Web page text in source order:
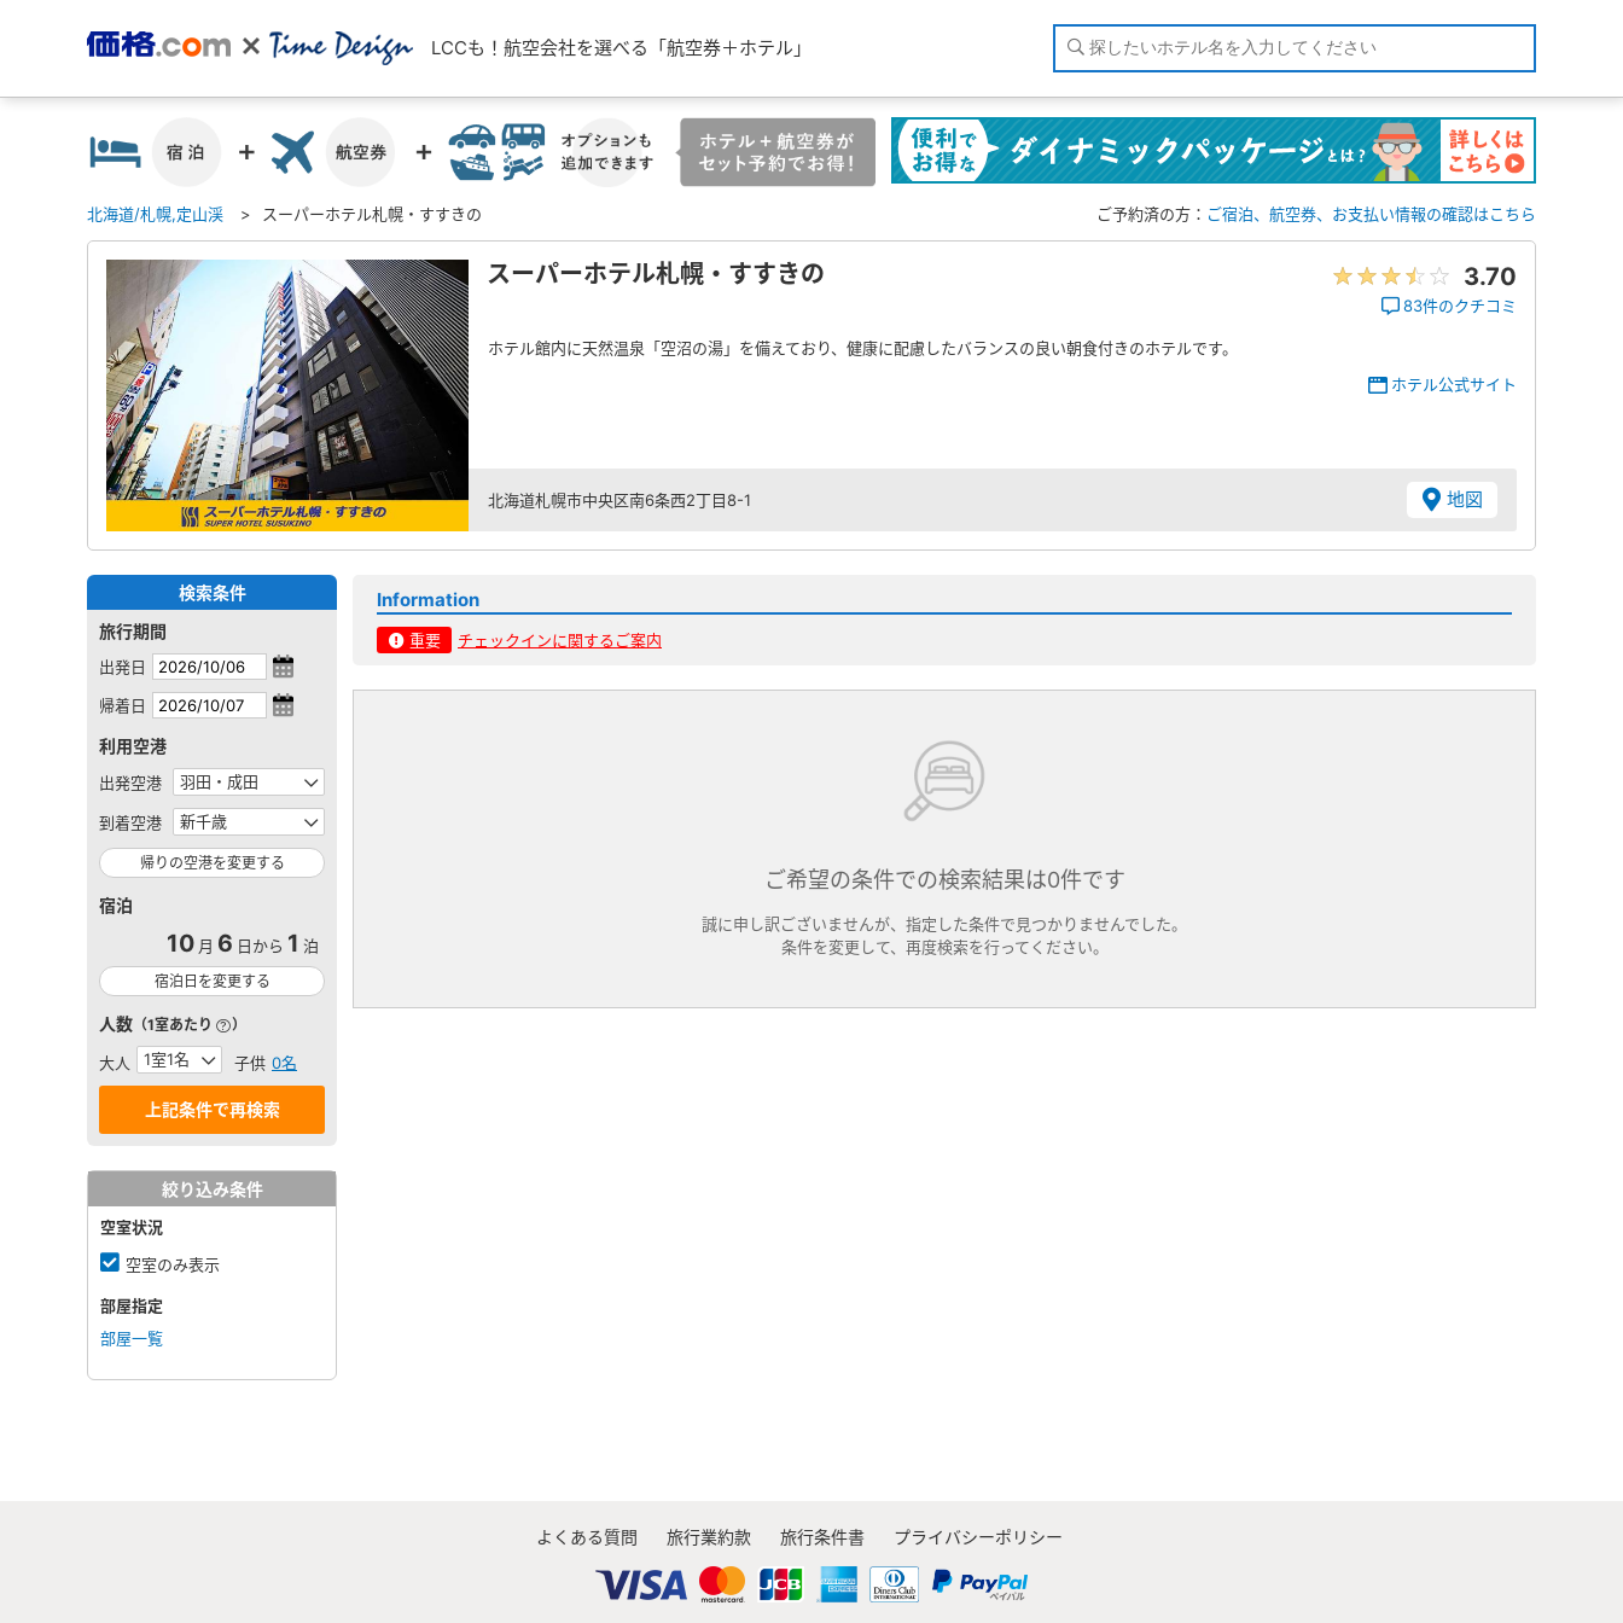
LCCも！航空会社を選べる「航空券＋ホテル」
北海道/札幌,定山渓 スーパーホテル札幌・すすきの ご予約済の方： ご宿泊、航空券、お支払い情報の確認はこちら
スーパーホテル札幌・すすきの 3.70
83件のクチコミ
ホテル館内に天然温泉「空沼の湯」を備えており、健康に配慮したバランスの良い朝食付きのホテルです。
ホテル公式サイト
北海道札幌市中央区南6条西2丁目8-1 地図
検索条件
旅行期間
出発日
帰着日
利用空港
出発空港
到着空港
帰りの空港を変更する
宿泊
10 月 6 日から 1 泊
宿泊日を変更する
人数 （1室あたり ）
大人 子供 0名
絞り込み条件
空室状況
空室のみ表示
部屋指定
部屋一覧
Information
重要 チェックインに関するご案内
ご希望の条件での検索結果は0件です
誠に申し訳ございませんが、指定した条件で見つかりませんでした。
条件を変更して、再度検索を行ってください。
よくある質問 旅行業約款 旅行条件書 プライバシーポリシー